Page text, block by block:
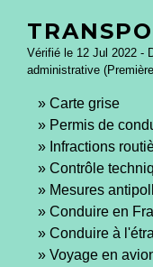
Vérifié le 12 Jul 2022 -
administrative
Carte grise
Permis de
Infractions
Contrôle
Mesures
Conduire en
Conduire à
Voyage en